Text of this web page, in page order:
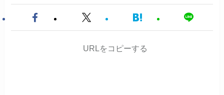
URLをコピーする